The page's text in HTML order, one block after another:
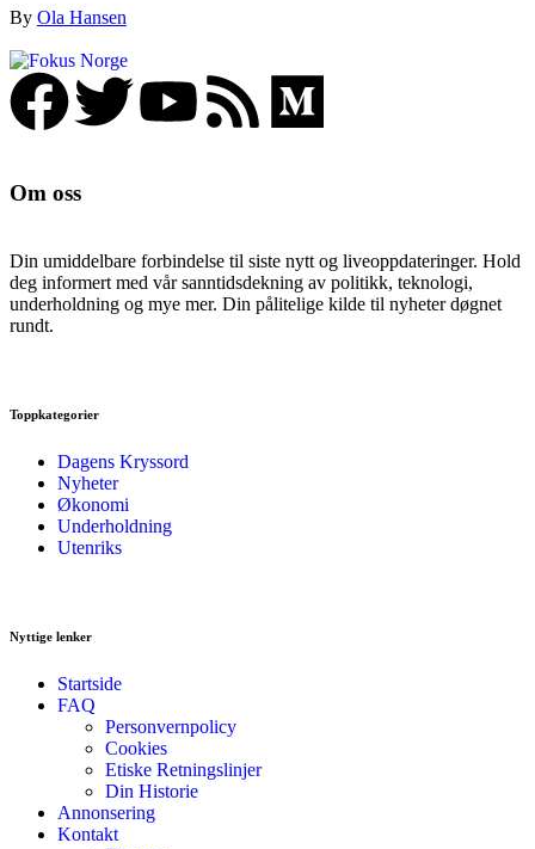
By Ola Hansen
Om oss
Din umiddelbare forbindelse til siste nytt og liveoppdateringer. Hold
deg informert med vår sanntidsdekning av politikk, teknologi,
underholdning og mye mer. Din pålitelige kilde til nyheter døgnet
rundt.
Toppkategorier
Dagens Kryssord
Nyheter
Økonomi
Underholdning
Utenriks
Nyttige lenker
Startside
FAQ
Personvernpolicy
Cookies
Etiske Retningslinjer
Din Historie
Annonsering
Kontakt